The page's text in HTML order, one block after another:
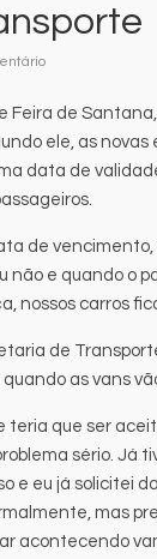
de
ele, as
data de
de
não e quando o
nossos carros
de
as vans
teria que ser
sério. Já
e eu já solicitei
mas
acontecendo